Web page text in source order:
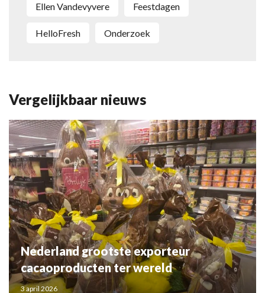
Ellen Vandevyvere feestdagen
HelloFresh onderzoek
Vergelijkbaar nieuws
Nederland grootste exporteur
cacaoproducten ter wereld
3 april 2026